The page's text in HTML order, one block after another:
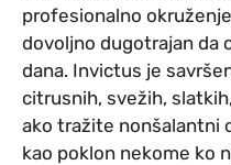
profesionalno
dovoljno dugotrajan da
dana. Invictus je
citrusnih, svežih,
ako tražite nonšalantni
kao poklon nekome ko